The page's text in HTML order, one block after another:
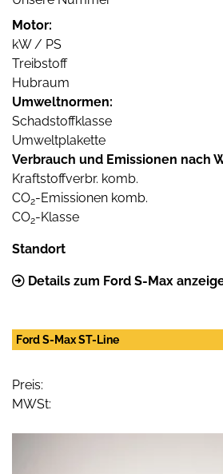
Motor:
kW / PS
Treibstoff
Hubraum
Umweltnormen:
Schadstoffklasse
Umweltplakette
Verbrauch und Emissionen nach
Kraftstoffverbr. komb.
CO2-Emissionen komb.
CO2-Klasse
Standort
Details zum Ford S-Max
Ford S-Max ST-Line
Preis:
MWSt: